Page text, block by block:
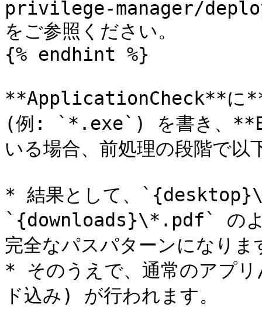
privilege-manager/
をご参照ください。
{% endhint %}
**ApplicationCheck**に**
(例: `*.exe`) を書き、
いる場合、前処理の段階で
* 結果として、
`{downloads}\*.pdf` のよ
完全なパスパターンになりま
* そのうえで、通常のアプ
ド込み) が行われます。